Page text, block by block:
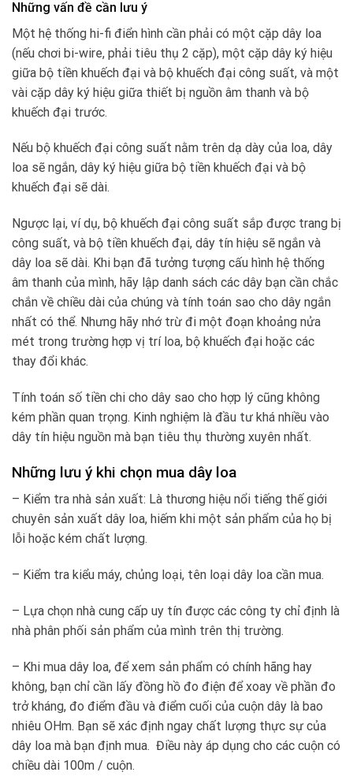
Những vấn đề cần lưu ý
Một hệ thống hi-fi điển hình cần phải có một cặp dây loa
(nếu chơi bi-wire, phải tiêu thụ 2 cặp), một cặp dây ký hiệu
giữa bộ tiền khuếch đại và bộ khuếch đại công suất, và một
vài cặp dây ký hiệu giữa thiết bị nguồn âm thanh và bộ
khuếch đại trước.
Nếu bộ khuếch đại công suất nằm trên dạ dày của loa, dây
loa sẽ ngắn, dây ký hiệu giữa bộ tiền khuếch đại và bộ
khuếch đại sẽ dài.
Ngược lại, ví dụ, bộ khuếch đại công suất sắp được trang bị
công suất, và bộ tiền khuếch đại, dây tín hiệu sẽ ngắn và
dây loa sẽ dài. Khi bạn đã tưởng tượng cấu hình hệ thống
âm thanh của mình, hãy lập danh sách các dây bạn cần chắc
chắn về chiều dài của chúng và tính toán sao cho dây ngắn
nhất có thể. Nhưng hãy nhớ trừ đi một đoạn khoảng nửa
mét trong trường hợp vị trí loa, bộ khuếch đại hoặc các
thay đổi khác.
Tính toán số tiền chi cho dây sao cho hợp lý cũng không
kém phần quan trọng. Kinh nghiệm là đầu tư khá nhiều vào
dây tín hiệu nguồn mà bạn tiêu thụ thường xuyên nhất.
Những lưu ý khi chọn mua dây loa
– Kiểm tra nhà sản xuất: Là thương hiệu nổi tiếng thế giới
chuyên sản xuất dây loa, hiếm khi một sản phẩm của họ bị
lỗi hoặc kém chất lượng.
– Kiểm tra kiểu máy, chủng loại, tên loại dây loa cần mua.
– Lựa chọn nhà cung cấp uy tín được các công ty chỉ định là
nhà phân phối sản phẩm của mình trên thị trường.
– Khi mua dây loa, để xem sản phẩm có chính hãng hay
không, bạn chỉ cần lấy đồng hồ đo điện để xoay về phần đo
trở kháng, đo điểm đầu và điểm cuối của cuộn dây là bao
nhiêu OHm. Bạn sẽ xác định ngay chất lượng thực sự của
dây loa mà bạn định mua. Điều này áp dụng cho các cuộn có
chiều dài 100m / cuộn.